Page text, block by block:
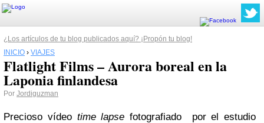
¿Los artículos de tu blog publicados aquí? ¡Propón tu blog!
INICIO › VIAJES
Flatlight Films – Aurora boreal en la
Laponia finlandesa
Por Jordiguzman
Precioso vídeo time lapse fotografiado por el estudio